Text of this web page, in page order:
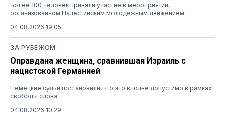
Более 100 человек приняли участие в мероприятии,
организованном Палестинским молодежным движением
04.08.2026 19:05
ЗА РУБЕЖОМ
Оправдана женщина, сравнившая Израиль с
нацистской Германией
Немецкие судьи постановили, что это вполне допустимо в рамках
свободы слова
04.08.2026 10:29